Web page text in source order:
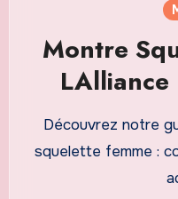
Montre
Élégance
Découvrez notre
squelette femme :